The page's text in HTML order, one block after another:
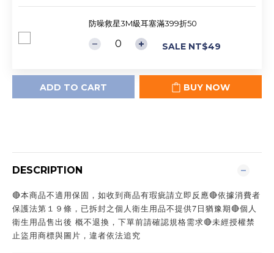
防噪救星3M級耳塞滿399折50
SALE NT$49
ADD TO CART BUY NOW
DESCRIPTION
🔴本商品不適用保固，如收到商品有瑕疵請立即反應🔴依據消費者
保護法第１９條，已拆封之個人衛生用品不提供7日猶豫期🔴個人
衛生用品售出後 概不退換，下單前請確認規格需求🔴未經授權禁
止盜用商標與圖片，違者依法追究